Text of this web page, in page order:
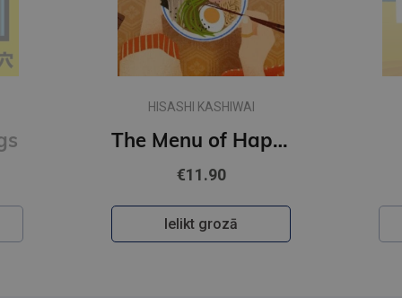
HISASHI KASHIWAI
The Menu of Happiness
€11.90
Ielikt grozā